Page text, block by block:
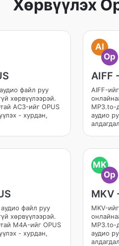
Хөрвүүлэх
файл руу
хөрвүүлээрэй.
AC3-ийг OPUS
- хурдан,
AI
Op
AIFF
AIFF-
MP3.to-
аудио
файл руу
хөрвүүлээрэй.
M4A-ийг OPUS
- хурдан,
MK
Op
MKV
MKV-
MP3.to-
аудио